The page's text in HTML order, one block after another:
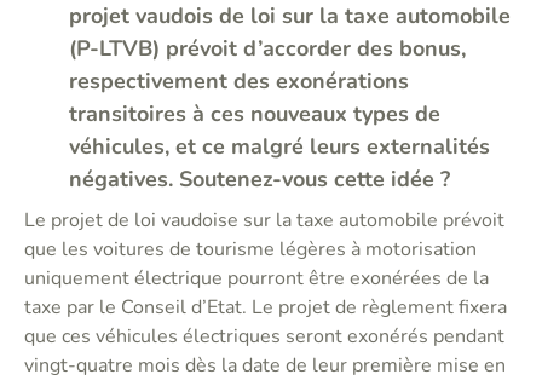
projet vaudois de loi sur la taxe automobile
(P-LTVB) prévoit d’accorder des bonus,
respectivement des exonérations
transitoires à ces nouveaux types de
véhicules, et ce malgré leurs externalités
négatives. Soutenez-vous cette idée ?
Le projet de loi vaudoise sur la taxe automobile prévoit
que les voitures de tourisme légères à motorisation
uniquement électrique pourront être exonérées de la
taxe par le Conseil d’Etat. Le projet de règlement fixera
que ces véhicules électriques seront exonérés pendant
vingt-quatre mois dès la date de leur première mise en